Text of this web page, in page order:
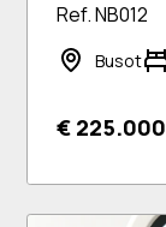
Ref. NB012
Busot
€ 225.000